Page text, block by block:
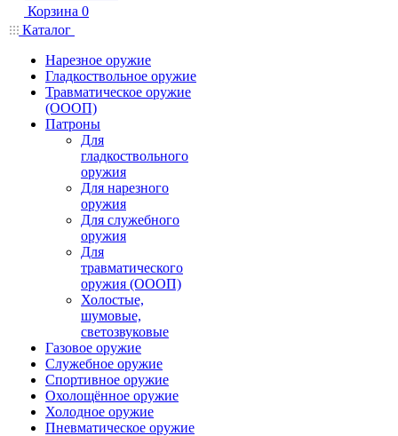
Корзина 0
Каталог
Нарезное оружие
Гладкоствольное оружие
Травматическое оружие
(ОООП)
Патроны
Для
гладкоствольного
оружия
Для нарезного
оружия
Для служебного
оружия
Для
травматического
оружия (ОООП)
Холостые,
шумовые,
светозвуковые
Газовое оружие
Служебное оружие
Спортивное оружие
Охолощённое оружие
Холодное оружие
Пневматическое оружие